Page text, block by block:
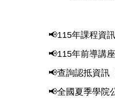
📢115年課程資訊
📢115年前導講座
📢查詢認抵資訊
📢全國夏季學院